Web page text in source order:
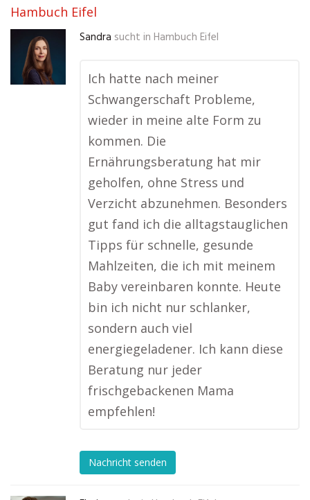
Hambuch Eifel
Sandra sucht in Hambuch Eifel
Ich hatte nach meiner
Schwangerschaft Probleme,
wieder in meine alte Form zu
kommen. Die
Ernährungsberatung hat mir
geholfen, ohne Stress und
Verzicht abzunehmen. Besonders
gut fand ich die alltagstauglichen
Tipps für schnelle, gesunde
Mahlzeiten, die ich mit meinem
Baby vereinbaren konnte. Heute
bin ich nicht nur schlanker,
sondern auch viel
energiegeladener. Ich kann diese
Beratung nur jeder
frischgebackenen Mama
empfehlen!
Nachricht senden